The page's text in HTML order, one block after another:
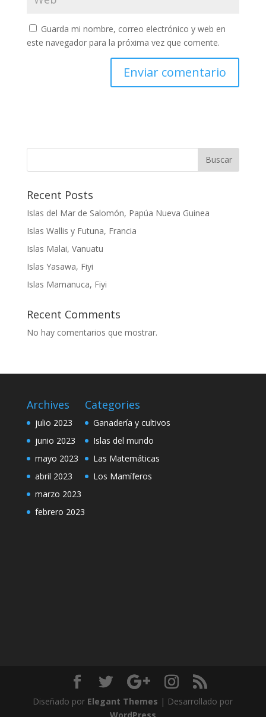
Guarda mi nombre, correo electrónico y web en
este navegador para la próxima vez que comente.
Buscar
Recent Posts
Islas del Mar de Salomón, Papúa Nueva Guinea
Islas Wallis y Futuna, Francia
Islas Malai, Vanuatu
Islas Yasawa, Fiyi
Islas Mamanuca, Fiyi
Recent Comments
No hay comentarios que mostrar.
Archives
julio 2023
junio 2023
mayo 2023
abril 2023
marzo 2023
febrero 2023
Categories
Ganadería y cultivos
Islas del mundo
Las Matemáticas
Los Mamíferos
Diseñado por Elegant Themes | Desarrollado por